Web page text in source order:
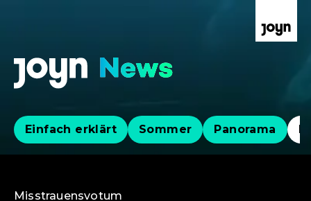
Einfach erklärt Sommer Panorama
Misstrauensvotum